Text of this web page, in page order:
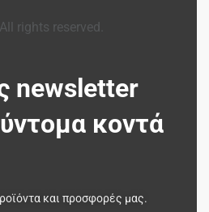
rights reserved.
newsletter
κοντά
και προσφορές μας.